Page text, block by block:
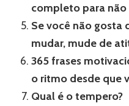
completo para
Se você não gosta
mudar, mude de
365 frases
o ritmo desde que
Qual é o tempero?